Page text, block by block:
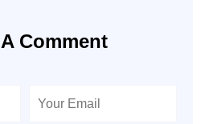
Comment